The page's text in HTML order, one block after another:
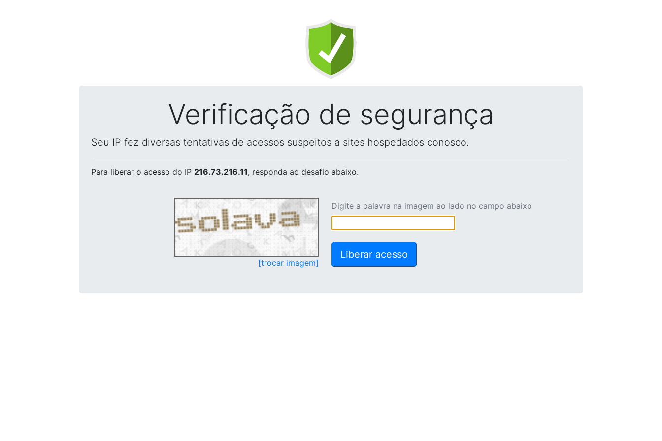
Verificação de segurança
Seu IP fez diversas tentativas de acessos suspeitos a sites hospedados conosco.
Para liberar o acesso do IP 216.73.216.11, responda ao desafio abaixo.
[trocar imagem]
Digite a palavra na imagem ao lado no campo abaixo